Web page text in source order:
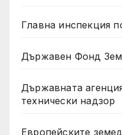
Главна инспекция
Държавен Фонд
Държавната
технически надзор
Европейските